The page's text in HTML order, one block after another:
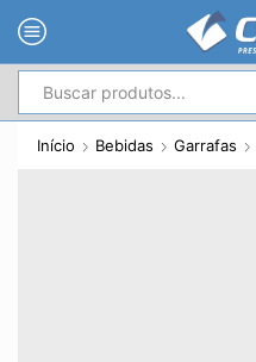
Início Bebidas Garrafas